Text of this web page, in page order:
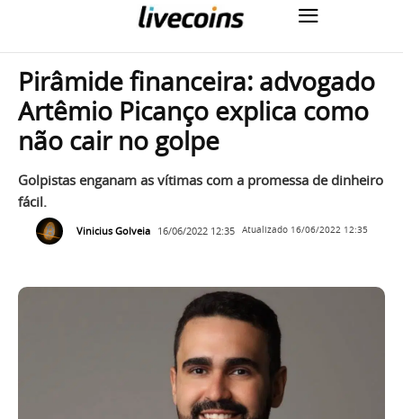
Pirâmide financeira: advogado
Artêmio Picanço explica como
não cair no golpe
Golpistas enganam as vítimas com a promessa de dinheiro
fácil.
Vinicius Golveia 16/06/2022 12:35 Atualizado 16/06/2022 12:35